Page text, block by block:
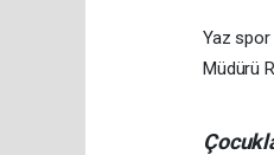
Yaz spor
Müdürü